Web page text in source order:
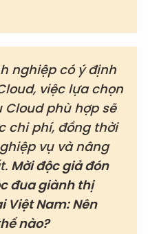
nghiệp có ý định
việc lựa chọn
phù hợp sẽ
chi phí, đồng thời
vụ và nâng
Mời độc giả đón
đua giành thị
Việt Nam: Nên
nào?